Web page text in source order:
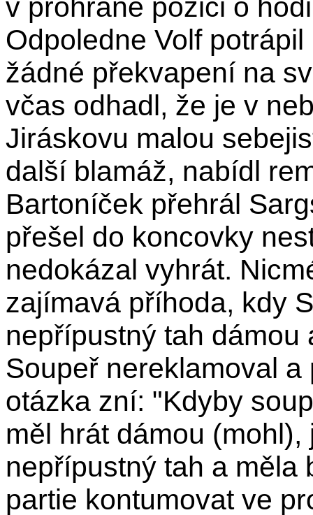
v prohrané pozici o
Odpoledne Volf
žádné překvapení na
včas odhadl, že je v
Jiráskovu malou
další blamáž, nabídl
Bartoníček přehrál
přešel do koncovky
nedokázal vyhrát.
zajímavá příhoda, kdy
nepřípustný tah dámou
Soupeř nereklamoval
otázka zní: "Kdyby
měl hrát dámou
nepřípustný tah a měla
partie kontumovat ve